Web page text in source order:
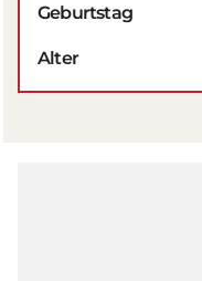
Geburtstag
Alter